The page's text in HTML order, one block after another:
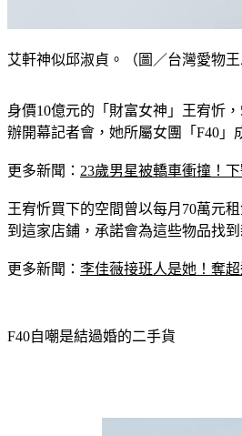
艾軒神似邱淑貞。（圖／台灣愛物王
身價10億元的「財富女神」王宥忻
辦開幕記者會，她所屬女團「F40」
更多新聞： 23歲男星被轎車衝撞！
王宥忻買下的空間曾以每月70萬元
到這家店鋪，承諾會為這些物品找
更多新聞： 李佳薇接班人是她！奪
F40自嘲是結過婚的二手貨